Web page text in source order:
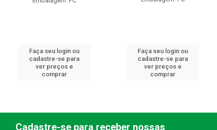
Faça seu login ou
cadastre-se para
ver preços e
comprar
Faça seu login ou
cadastre-se para
ver preços e
comprar
Cadastre-se para receber nossas